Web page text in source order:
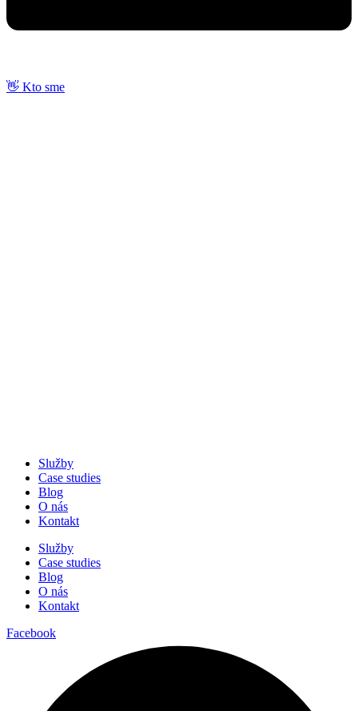
👋 Kto sme
Služby
Case studies
Blog
O nás
Kontakt
Služby
Case studies
Blog
O nás
Kontakt
Facebook